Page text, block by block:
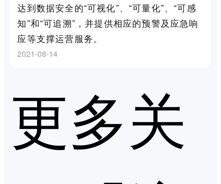
达到数据安全的“可视化”、“可量化”、“可感
知”和“可追溯”，并提供相应的预警及应急响
应等支撑运营服务。
2021-08-14
更多关